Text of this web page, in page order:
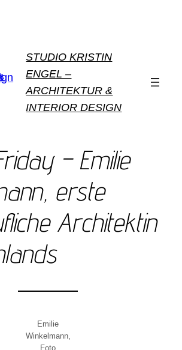
STUDIO KRISTIN
ENGEL –
ARCHITEKTUR &
INTERIOR DESIGN
– Emilie
erste
Architektin
Emilie
Winkelmann,
Foto